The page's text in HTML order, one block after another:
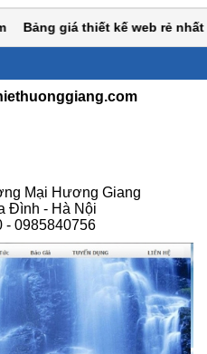
Bảng giá thiết kế web rẻ nhất
Mại Hương Giang
Đình - Hà Nội
- 0985840756